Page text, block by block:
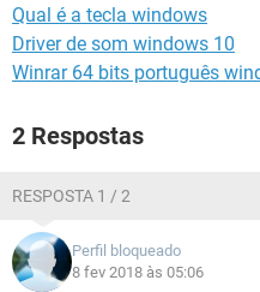
Qual é a tecla windows
Driver de som windows 10
Winrar 64 bits português
2 Respostas
RESPOSTA 1 / 2
Perfil bloqueado
8 fev 2018 às 05:06